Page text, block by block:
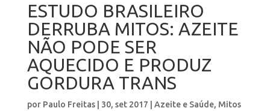
ESTUDO BRASILEIRO
DERRUBA MITOS: AZEITE
NÃO PODE SER
AQUECIDO E PRODUZ
GORDURA TRANS
por Paulo Freitas| 30, set 2017 Azeite e Saúde, Mitos